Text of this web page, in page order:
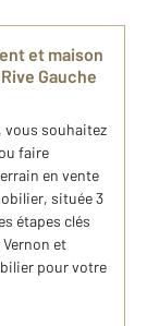
et maison
Gauche
vous souhaitez
faire
en vente
située 3
étapes clés
et
pour votre